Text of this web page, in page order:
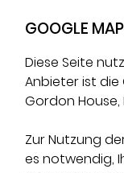
GOOGLE
Diese Seite
Anbieter ist die
Gordon House,
Zur Nutzung
es notwendig,